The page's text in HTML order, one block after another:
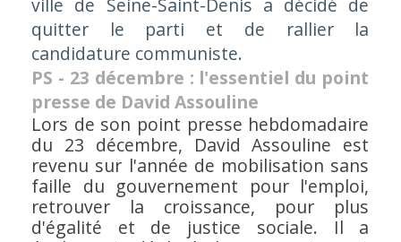
ville de Seine-Saint-Denis a décidé de
quitter le parti et de rallier la
candidature communiste.
PS - 23 décembre : l'essentiel du point
presse de David Assouline
Lors de son point presse hebdomadaire
du 23 décembre, David Assouline est
revenu sur l'année de mobilisation sans
faille du gouvernement pour l'emploi,
retrouver la croissance, pour plus
d'égalité et de justice sociale. Il a